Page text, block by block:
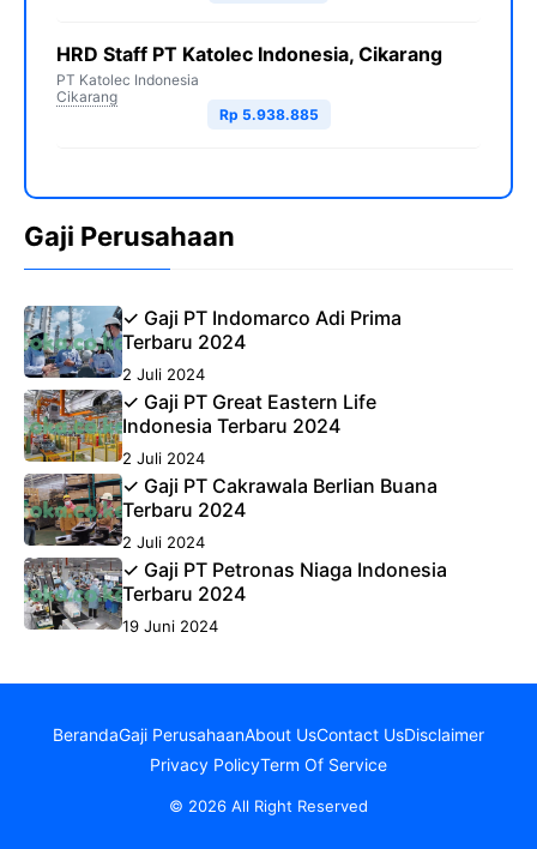
HRD Staff PT Katolec Indonesia, Cikarang
PT Katolec Indonesia
Cikarang
Rp 5.938.885
Gaji Perusahaan
✓ Gaji PT Indomarco Adi Prima
Terbaru 2024
2 Juli 2024
✓ Gaji PT Great Eastern Life
Indonesia Terbaru 2024
2 Juli 2024
✓ Gaji PT Cakrawala Berlian Buana
Terbaru 2024
2 Juli 2024
✓ Gaji PT Petronas Niaga Indonesia
Terbaru 2024
19 Juni 2024
BerandaGaji PerusahaanAbout UsContact UsDisclaimer
Privacy PolicyTerm Of Service
© 2026 All Right Reserved